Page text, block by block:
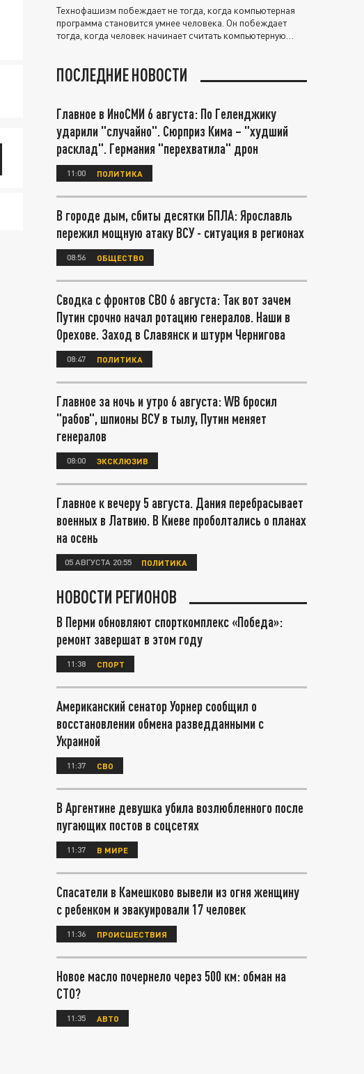
Технофашизм побеждает не тогда, когда компьютерная
программа становится умнее человека. Он побеждает
тогда, когда человек начинает считать компьютерную
ПОСЛЕДНИЕ НОВОСТИ
Главное в ИноСМИ 6 августа: По Геленджику
ударили "случайно". Сюрприз Кима – "худший
расклад". Германия "перехватила" дрон
11:00 ПОЛИТИКА
В городе дым, сбиты десятки БПЛА: Ярославль
пережил мощную атаку ВСУ - ситуация в регионах
08:56 ОБЩЕСТВО
Сводка с фронтов СВО 6 августа: Так вот зачем
Путин срочно начал ротацию генералов. Наши в
Орехове. Заход в Славянск и штурм Чернигова
08:47 ПОЛИТИКА
Главное за ночь и утро 6 августа: WB бросил
"рабов", шпионы ВСУ в тылу, Путин меняет
генералов
08:00 ЭКСКЛЮЗИВ
Главное к вечеру 5 августа. Дания перебрасывает
военных в Латвию. В Киеве проболтались о планах
на осень
05 АВГУСТА 20:55 ПОЛИТИКА
НОВОСТИ РЕГИОНОВ
В Перми обновляют спорткомплекс «Победа»:
ремонт завершат в этом году
11:38 СПОРТ
Американский сенатор Уорнер сообщил о
восстановлении обмена разведданными с
Украиной
11:37 СВО
В Аргентине девушка убила возлюбленного после
пугающих постов в соцсетях
11:37 В МИРЕ
Спасатели в Камешково вывели из огня женщину
с ребенком и эвакуировали 17 человек
11:36 ПРОИСШЕСТВИЯ
Новое масло почернело через 500 км: обман на
СТО?
11:35 АВТО